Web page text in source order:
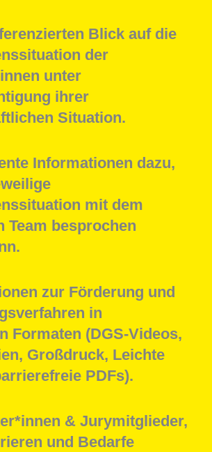
Blick auf die
der
unter
ihrer
Situation.
Informationen dazu,
mit dem
Team besprochen
zur Förderung und
in
Formaten (DGS-Videos,
Großdruck, Leichte
PDFs).
& Jurymitglieder,
und Bedarfe